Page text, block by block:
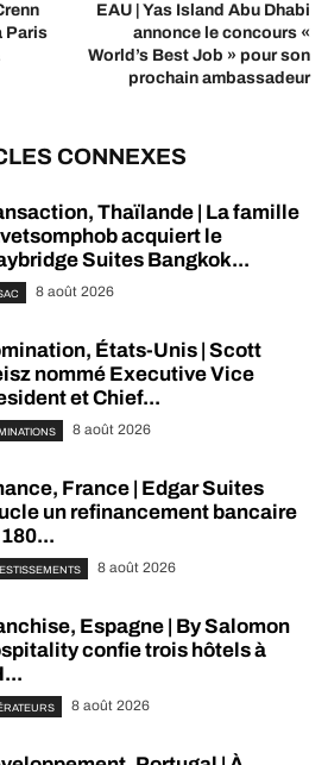
Paris
EAU | Yas Island Abu Dhabi
annonce le concours «
World’s Best Job » pour son
prochain ambassadeur
CONNEXES
Thaïlande | La famille
acquiert le
Suites Bangkok...
8 août 2026
États-Unis | Scott
nommé Executive Vice
et Chief...
8 août 2026
France | Edgar Suites
un refinancement bancaire
8 août 2026
Espagne | By Salomon
confie trois hôtels à
8 août 2026